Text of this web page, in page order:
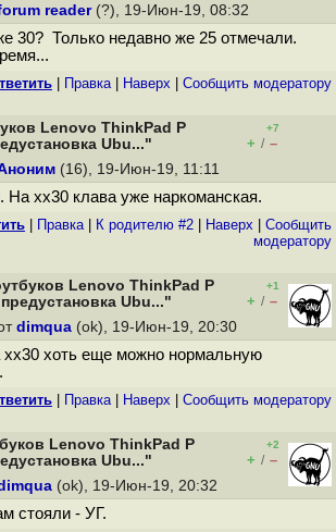
reader(?), 19-Июн-19, 08:32
30? Только недавно же 25 отмечали.
Правка| Наверх Cообщить модератору
Lenovo ThinkPad P
Ubu..."
+7
+ / –
(16), 19-Июн-19, 11:11
На хх30 клава уже наркоманская.
Правка| К родителю #2 Наверх
Cообщить
модератору
Lenovo ThinkPad P
Ubu..."
+1
+ / –
dimqua (ok), 19-Июн-19, 20:30
xx30 хоть еще можно нормальную
Правка| Наверх Cообщить модератору
Lenovo ThinkPad P
Ubu..."
+2
+ / –
(ok), 19-Июн-19, 20:32
стояли - УГ.